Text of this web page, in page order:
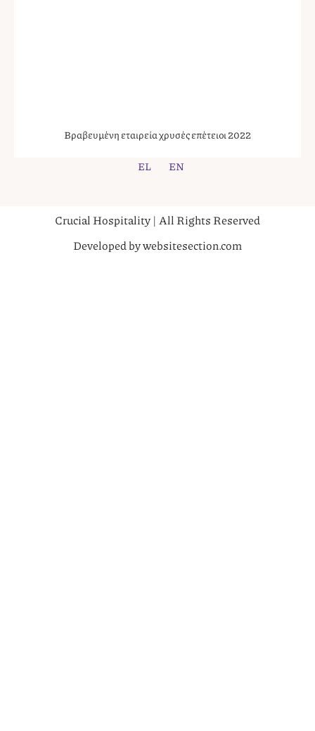
Βραβευμένη εταιρεία χρυσές επέτειοι 2022
EL EN
Crucial Hospitality | All Rights Reserved
Developed by websitesection.com